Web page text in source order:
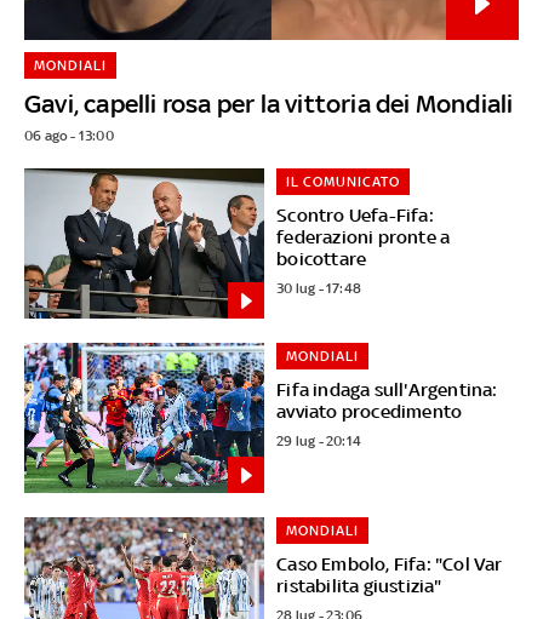
Gavi, capelli rosa per la vittoria dei Mondiali
MONDIALI
06 ago - 13:00
Scontro Uefa-Fifa:
federazioni pronte a
boicottare
IL COMUNICATO
30 lug - 17:48
Fifa indaga sull'Argentina:
avviato procedimento
MONDIALI
29 lug - 20:14
Caso Embolo, Fifa: "Col Var
ristabilita giustizia"
MONDIALI